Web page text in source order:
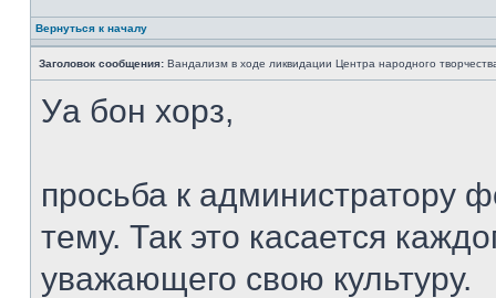
Вернуться к началу
Заголовок сообщения: Вандализм в ходе ликвидации Центра народного
Уа бон хорз,
просьба к администратору
тему. Так это касается
уважающего свою культуру.